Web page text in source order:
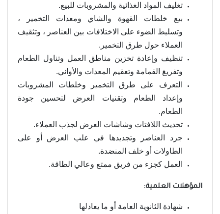
تغليف المواد الغذائية والمشروبات للبيع.
بيع خلطات القهوة والشاي ومعدات التخمير ،
وتسليط الضوء على الاختلافات بين العناصر ، وتثقيف
العملاء حول طرق التخمير.
تنظيف وإعادة تخزين مناطق العمل وتناول الطعام
وتفريغ القمامة وتعقيم المعدات والأواني.
التعرف على طرق التخمير وخلطات المشروبات
وإعداد الطعام وتقنيات العرض لتحسين جودة
الطعام.
تحديث اللافتات وشاشات العرض لجذب العملاء.
جرد العناصر وتجديدها في علب العرض أو على
الطاولات أو خلف المنضدة.
العمل كجزء من فريق ممتع وعالي الطاقة.
المؤهلات العلمية:
شهادة الثانوية العامة أو ما يعادلها